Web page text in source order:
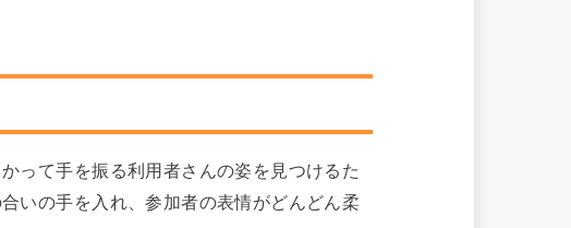
って手を振る利用者さんの姿を見つけるた
いの手を入れ、参加者の表情がどんどん柔